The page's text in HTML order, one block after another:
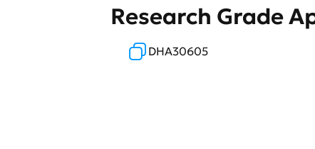
Research Grade
DHA30605